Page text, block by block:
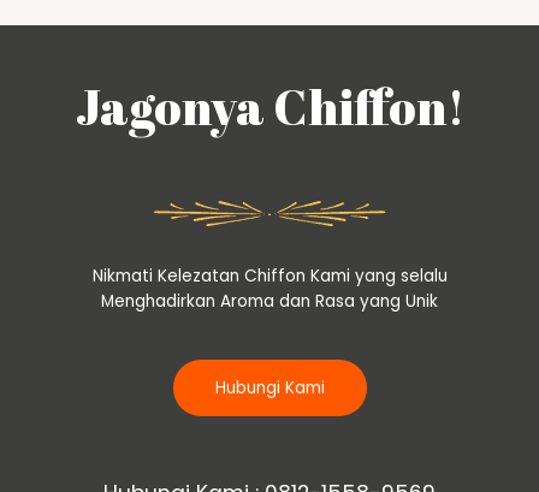
Jagonya Chiffon!
Nikmati Kelezatan Chiffon Kami yang selalu
Menghadirkan Aroma dan Rasa yang Unik
Hubungi Kami